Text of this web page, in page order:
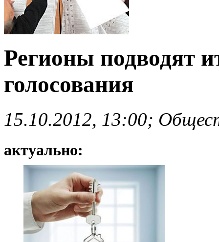
Регионы подводят
голосования
15.10.2012, 13:00;
актуально: